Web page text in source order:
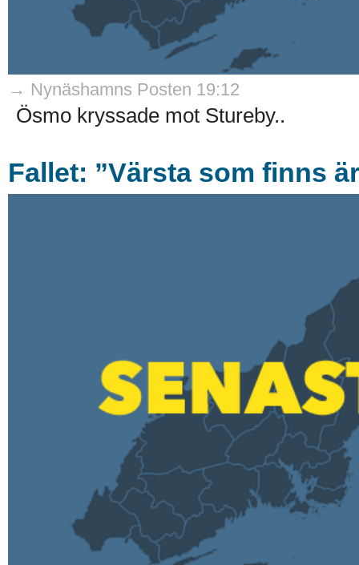
→ Nynäshamns Posten 19:12
Ösmo kryssade mot Stureby..
Fallet: ”Värsta som finns